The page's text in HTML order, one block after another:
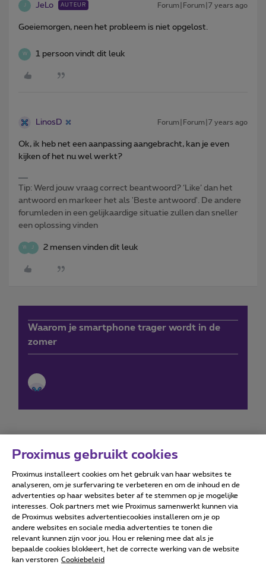
J JeLo AUTEUR Forum|Forum|7 years ago
Goeiemorgen, neen het probleem is niet opgelost.
W 1 persoon vindt dit leuk
LinosD Forum|Forum|7 years ago
Ok, ik heb net een aanpassing aangebracht, kan je even
kijken of het nu wel werkt?
Tip: Werd jouw vraag correct beantwoord? ‘Like’ dan het
antwoord en markeer het als 'Beste antwoord'. De andere
forumleden in een gelijkaardige situatie zullen dan sneller
een oplossing vinden
W J 2 mensen vinden dit leuk
Waarom je smartphone trager wordt in de
zomer
Forumvoorwaarden Accessibility statement
Alle rechten voorbehouden. © Proximus
Algemene voorwaarden, consumenteninfo
Proximus gebruikt cookies
Proximus installeert cookies om het gebruik van haar websites te
analyseren, om je surfervaring te verbeteren en om de inhoud en de
advertenties op haar websites beter af te stemmen op je mogelijke
interesses. Ook partners met wie Proximus samenwerkt kunnen via
de Proximus websites advertentiecookies installeren om je op
andere websites en sociale media advertenties te tonen die
relevant kunnen zijn voor jou. Hou er rekening mee dat als je
bepaalde cookies blokkeert, het de correcte werking van de website
kan verstoren Cookiebeleid